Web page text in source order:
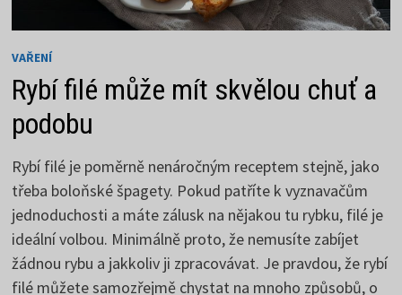
VAŘENÍ
Rybí filé může mít skvělou chuť a
podobu
Rybí filé je poměrně nenáročným receptem stejně, jako
třeba boloňské špagety. Pokud patříte k vyznavačům
jednoduchosti a máte zálusk na nějakou tu rybku, filé je
ideální volbou. Minimálně proto, že nemusíte zabíjet
žádnou rybu a jakkoliv ji zpracovávat. Je pravdou, že rybí
filé můžete samozřejmě chystat na mnoho způsobů, o